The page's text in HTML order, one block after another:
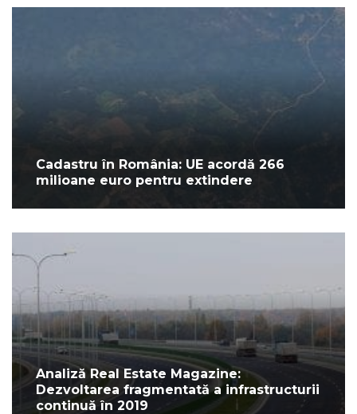
Cadastru în România: UE acordă 266
milioane euro pentru extindere
Analiză Real Estate Magazine:
Dezvoltarea fragmentată a infrastructurii
continuă în 2019